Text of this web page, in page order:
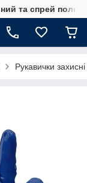
та спрей полив,
Рукавички захисні